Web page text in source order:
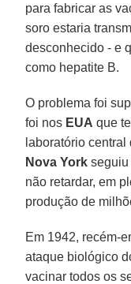
para fabricar as
soro estaria
desconhecido - e
como hepatite B.
O problema foi
foi nos EUA que
laboratório central
Nova York seguiu
não retardar, em
produção de
Em 1942, recém-
ataque biológico
vacinar todos os